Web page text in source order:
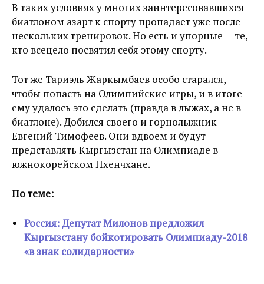
В таких условиях у многих заинтересовавшихся
биатлоном азарт к спорту пропадает уже после
нескольких тренировок. Но есть и упорные — те,
кто всецело посвятил себя этому спорту.
Тот же Тариэль Жаркымбаев особо старался,
чтобы попасть на Олимпийские игры, и в итоге
ему удалось это сделать (правда в лыжах, а не в
биатлоне). Добился своего и горнолыжник
Евгений Тимофеев. Они вдвоем и будут
представлять Кыргызстан на Олимпиаде в
южнокорейском Пхенчхане.
По теме:
Россия: Депутат Милонов предложил
Кыргызстану бойкотировать Олимпиаду-2018
«в знак солидарности»